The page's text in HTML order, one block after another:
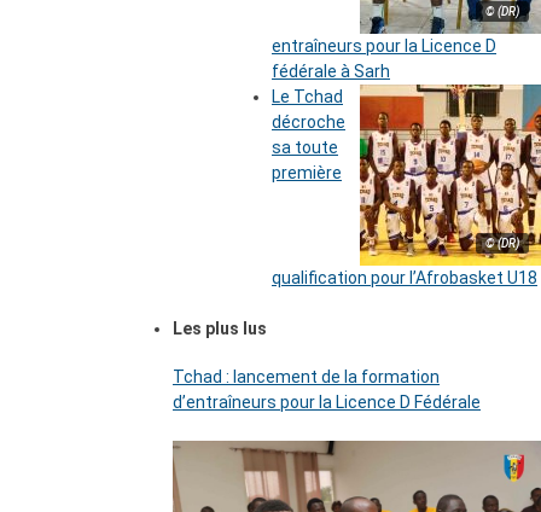
© (DR)
entraîneurs pour la Licence D
fédérale à Sarh
© (DR)
Le Tchad
décroche
sa toute
première
qualification pour l’Afrobasket U18
Les plus lus
Tchad : lancement de la formation
d’entraîneurs pour la Licence D Fédérale